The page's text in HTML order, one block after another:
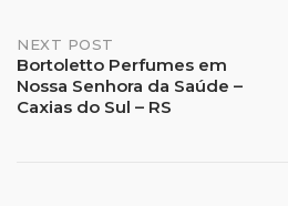
NEXT POST
Bortoletto Perfumes em
Nossa Senhora da Saúde –
Caxias do Sul – RS